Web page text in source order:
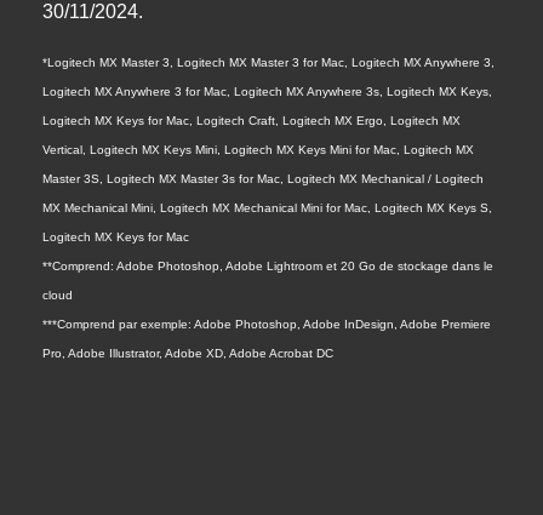
30/11/2024.
*Logitech MX Master 3, Logitech MX Master 3 for Mac, Logitech MX Anywhere 3,
Logitech MX Anywhere 3 for Mac, Logitech MX Anywhere 3s, Logitech MX Keys,
Logitech MX Keys for Mac, Logitech Craft, Logitech MX Ergo, Logitech MX
Vertical, Logitech MX Keys Mini, Logitech MX Keys Mini for Mac, Logitech MX
Master 3S, Logitech MX Master 3s for Mac, Logitech MX Mechanical / Logitech
MX Mechanical Mini, Logitech MX Mechanical Mini for Mac, Logitech MX Keys S,
Logitech MX Keys for Mac
**Comprend: Adobe Photoshop, Adobe Lightroom et 20 Go de stockage dans le
cloud
***Comprend par exemple: Adobe Photoshop, Adobe InDesign, Adobe Premiere
Pro, Adobe Illustrator, Adobe XD, Adobe Acrobat DC